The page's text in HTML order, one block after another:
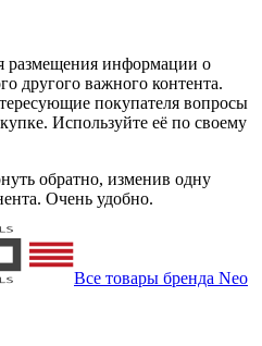
размещения информации о
другого важного контента.
покупателя вопросы
Используйте её по своему
обратно, изменив одну
Очень удобно.
Все товары бренда Neo